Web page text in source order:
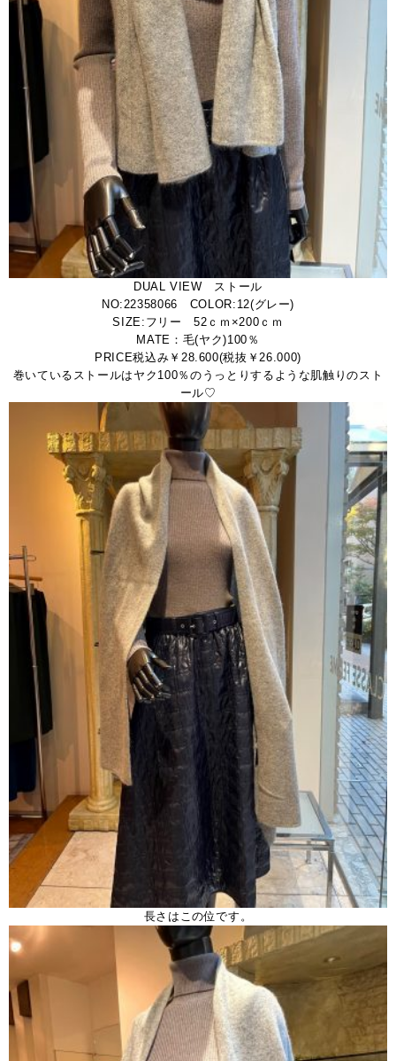
DUAL VIEW ストール
NO:22358066 COLOR:12(グレー)
SIZE:フリー 52ｃｍ×200ｃｍ
MATE：毛(ヤク)100％
PRICE税込み￥28.600(税抜￥26.000)
巻いているストールはヤク100％のうっとりするような肌触りのスト
ール♡
長さはこの位です。